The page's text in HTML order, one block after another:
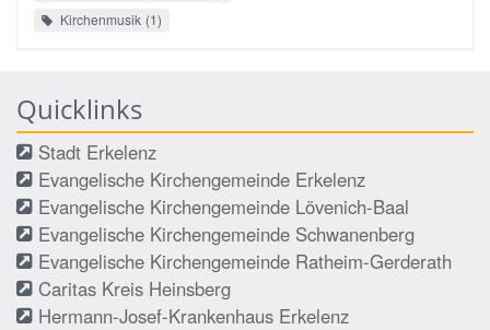
Kirchenmusik 1
Quicklinks
Stadt Erkelenz
Evangelische Kirchengemeinde Erkelenz
Evangelische Kirchengemeinde Lövenich-Baal
Evangelische Kirchengemeinde Schwanenberg
Evangelische Kirchengemeinde Ratheim-Gerderath
Caritas Kreis Heinsberg
Hermann-Josef-Krankenhaus Erkelenz